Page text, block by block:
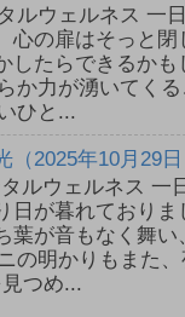
ルウェルネス
心の扉はそっと
したらできるか
か力が湧いて
ひと...
（2025年10月29
タルウェルネス
日が暮れており
葉が音もなく舞
の明かりもまた
つめ...